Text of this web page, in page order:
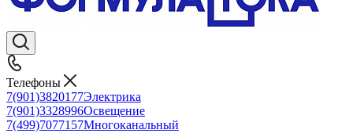
Телефоны
7(901)3820177Электрика
7(901)3328996Освещение
7(499)7077157Многоканальный